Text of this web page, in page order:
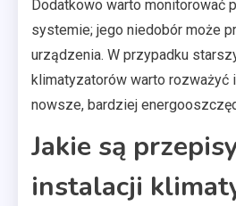
Dodatkowo warto monitorować
systemie; jego niedobór może
urządzenia. W przypadku
klimatyzatorów warto rozważyć
nowsze, bardziej
Jakie są
instalacji